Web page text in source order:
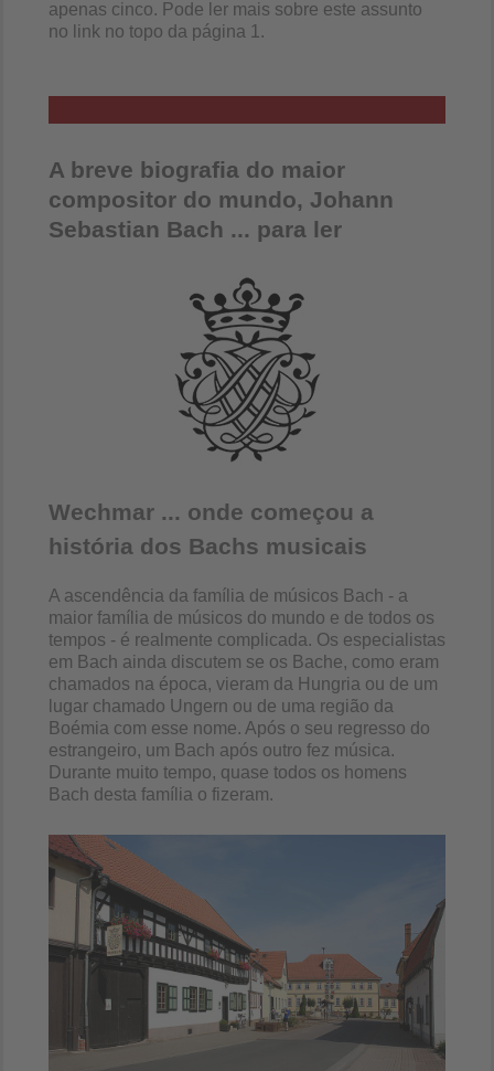
apenas cinco. Pode ler mais sobre este assunto
no link no topo da página 1.
A breve biografia do maior
compositor do mundo, Johann
Sebastian Bach ... para ler
Wechmar ... onde começou a
história dos Bachs musicais
A ascendência da família de músicos Bach - a
maior família de músicos do mundo e de todos os
tempos - é realmente complicada. Os especialistas
em Bach ainda discutem se os Bache, como eram
chamados na época, vieram da Hungria ou de um
lugar chamado Ungern ou de uma região da
Boémia com esse nome. Após o seu regresso do
estrangeiro, um Bach após outro fez música.
Durante muito tempo, quase todos os homens
Bach desta família o fizeram.